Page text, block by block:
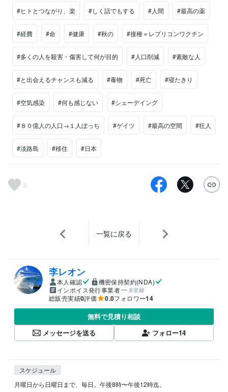
#ヒトとつながり、楽 #しく話でもする #人間 #最高の薬
#経費 #命 #健康 #秋の #接種＝レプリコンワクチン
#多くの人を殺害・傷害して何が目的 #人口削減 #素敵な人
#と出会えるチャンスも減る #毒物 #死亡 #寝たきり
#空気感染 #何も感じない #シェーデイング
#８０億人の人口→１人ぼっち #ゲイツ #最高の空間 #狂人
#淡路島 #移住 #日本
3
一覧に戻る
李レオン
本人確認
機密保持契約(NDA)
インボイス発行事業者
未登録
総販売実績0評価 0.0フォロワー14
無料で見積り相談
メッセージを送る
フォロー14
スケジュール
月曜日から日曜日まで、毎日。午後8時〜午後12時迄。